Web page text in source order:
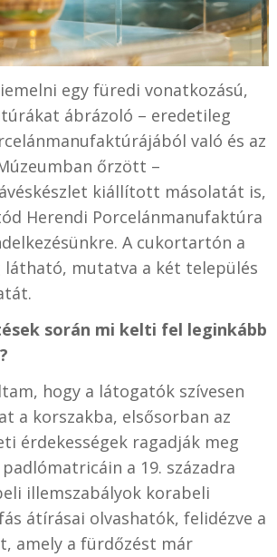
egy füredi vonatkozású,
ábrázoló – eredetileg
való és az
őrzött –
kiállított másolatát is,
Herendi Porcelánmanufaktúra
A cukortartón a
látható, mutatva a két település
során mi kelti fel leginkább
hogy a látogatók szívesen
a korszakba, elsősorban az
érdekességek ragadják meg
a 19. századra
illemszabályok korabeli
átírásai olvashatók, felidézve a
amely a fürdőzést már